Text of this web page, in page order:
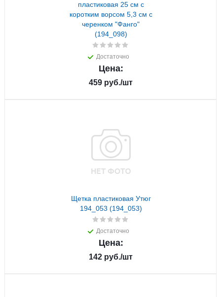
пластиковая 25 см с
коротким ворсом 5,3 см с
черенком "Фанго"
(194_098)
Достаточно
Цена:
459 руб./шт
Щетка пластиковая Утюг
194_053 (194_053)
Достаточно
Цена:
142 руб./шт